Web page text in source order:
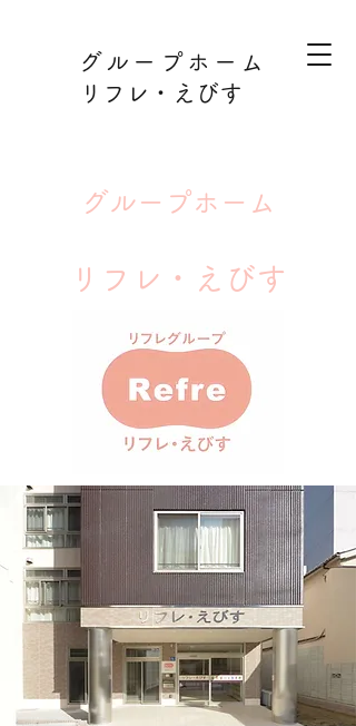
グループホーム
リフレ・えびす
グループホーム
​リフレ・えびす